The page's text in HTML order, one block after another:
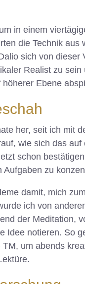
in einem
die Technik
sich von
Realist zu
Ebene
her, seit ich mit
wie sich das
schon
Aufgaben zu
damit, mich
ich von
der Meditation,
Idee notieren. So
um abends